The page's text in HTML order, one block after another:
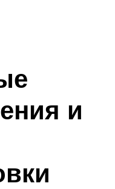
и